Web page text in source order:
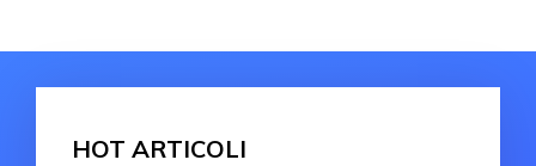
HOT ARTICOLI